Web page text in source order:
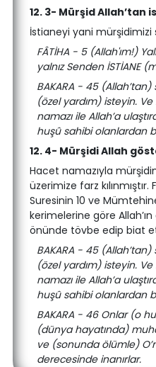
12. 3- Mürşid Allah’tan
İstianeyi yani mürşidimizi
FÂTİHA - 5 (Allah'ım!)
yalnız Senden İSTİANE
BAKARA - 45
(özel yardım) isteyin.
namazı ile Allah’a
huşû sahibi olanlardan
12. 4- Mürşidi Allah
Hacet namazıyla
üzerimize farz
Suresinin 10 ve
kerimelerine göre
önünde tövbe edip biat
BAKARA - 45
(özel yardım) isteyin.
namazı ile Allah’a
huşû sahibi olanlardan
BAKARA - 46 Onlar (o
(dünya hayatında)
ve (sonunda ölümle)
derecesinde inanırlar.